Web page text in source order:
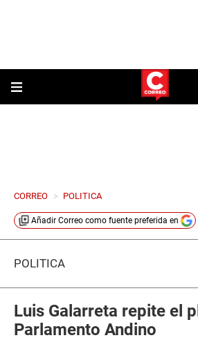
CORREO > POLITICA
Añadir Correo como fuente preferida en
POLÍTICA
Luis Galarreta repite el
Parlamento Andino